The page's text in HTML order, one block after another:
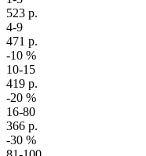
523 р.
4-9
471 р.
-10 %
10-15
419 р.
-20 %
16-80
366 р.
-30 %